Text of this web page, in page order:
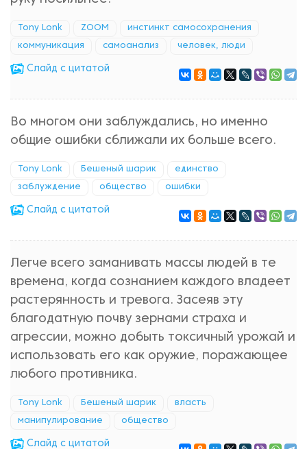
Tony Lonk ZOOM инстинкт самосохранения
коммуникация самоанализ человек, люди
Cлайд с цитатой
Во многом они заблуждались, но именно
общие ошибки сближали их больше всего.
Tony Lonk Бешеный шарик единство
заблуждение общество ошибки
Cлайд с цитатой
Легче всего заманивать массы людей в те
времена, когда сознанием каждого владеет
растерянность и тревога. Засеяв эту
благодатную почву зернами страха и
агрессии, можно добыть токсичный урожай и
использовать его как оружие, поражающее
любого противника.
Tony Lonk Бешеный шарик власть
манипулирование общество
Cлайд с цитатой